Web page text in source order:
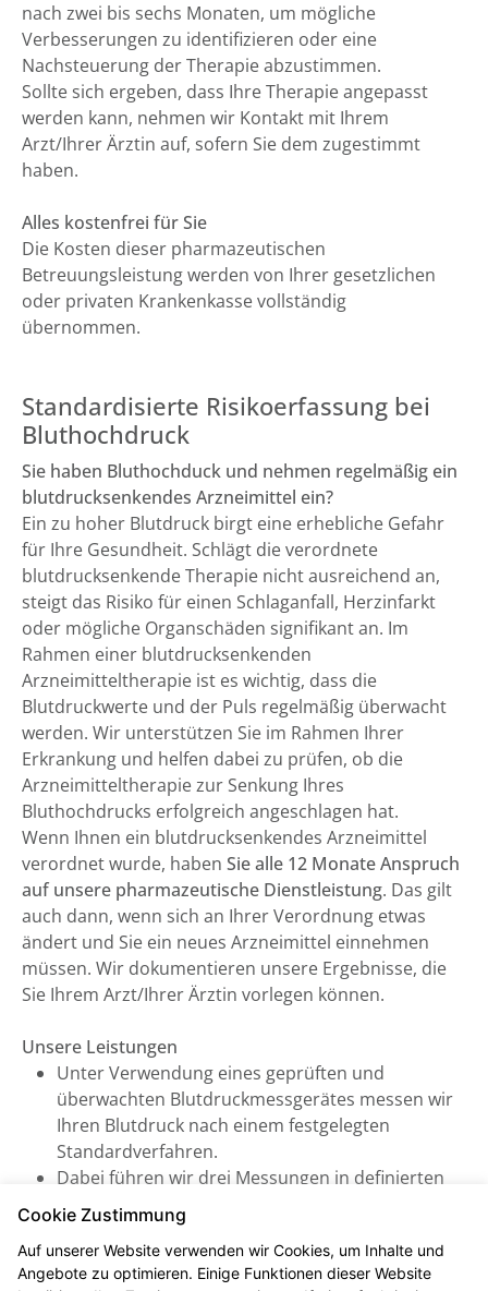
nach zwei bis sechs Monaten, um mögliche
Verbesserungen zu identifizieren oder eine
Nachsteuerung der Therapie abzustimmen.
Sollte sich ergeben, dass Ihre Therapie angepasst
werden kann, nehmen wir Kontakt mit Ihrem
Arzt/Ihrer Ärztin auf, sofern Sie dem zugestimmt
haben.
Alles kostenfrei für Sie
Die Kosten dieser pharmazeutischen
Betreuungsleistung werden von Ihrer gesetzlichen
oder privaten Krankenkasse vollständig
übernommen.
Standardisierte Risikoerfassung bei
Bluthochdruck
Sie haben Bluthochduck und nehmen regelmäßig ein
blutdrucksenkendes Arzneimittel ein?
Ein zu hoher Blutdruck birgt eine erhebliche Gefahr
für Ihre Gesundheit. Schlägt die verordnete
blutdrucksenkende Therapie nicht ausreichend an,
steigt das Risiko für einen Schlaganfall, Herzinfarkt
oder mögliche Organschäden signifikant an. Im
Rahmen einer blutdrucksenkenden
Arzneimitteltherapie ist es wichtig, dass die
Blutdruckwerte und der Puls regelmäßig überwacht
werden. Wir unterstützen Sie im Rahmen Ihrer
Erkrankung und helfen dabei zu prüfen, ob die
Arzneimitteltherapie zur Senkung Ihres
Bluthochdrucks erfolgreich angeschlagen hat.
Wenn Ihnen ein blutdrucksenkendes Arzneimittel
verordnet wurde, haben Sie alle 12 Monate Anspruch
auf unsere pharmazeutische Dienstleistung. Das gilt
auch dann, wenn sich an Ihrer Verordnung etwas
ändert und Sie ein neues Arzneimittel einnehmen
müssen. Wir dokumentieren unsere Ergebnisse, die
Sie Ihrem Arzt/Ihrer Ärztin vorlegen können.
Unsere Leistungen
Unter Verwendung eines geprüften und
überwachten Blutdruckmessgerätes messen wir
Ihren Blutdruck nach einem festgelegten
Standardverfahren.
Dabei führen wir drei Messungen in definierten
Abständen durch, woraus sich ein systolischer
und diastolischer Mittelwert errechnen lässt (inkl.
Puls). Daraus können wir eine verlässliche
Aussage treffen und beraten Sie zu Ihrem
Cookie Zustimmung
Auf unserer Website verwenden wir Cookies, um Inhalte und
Angebote zu optimieren. Einige Funktionen dieser Website